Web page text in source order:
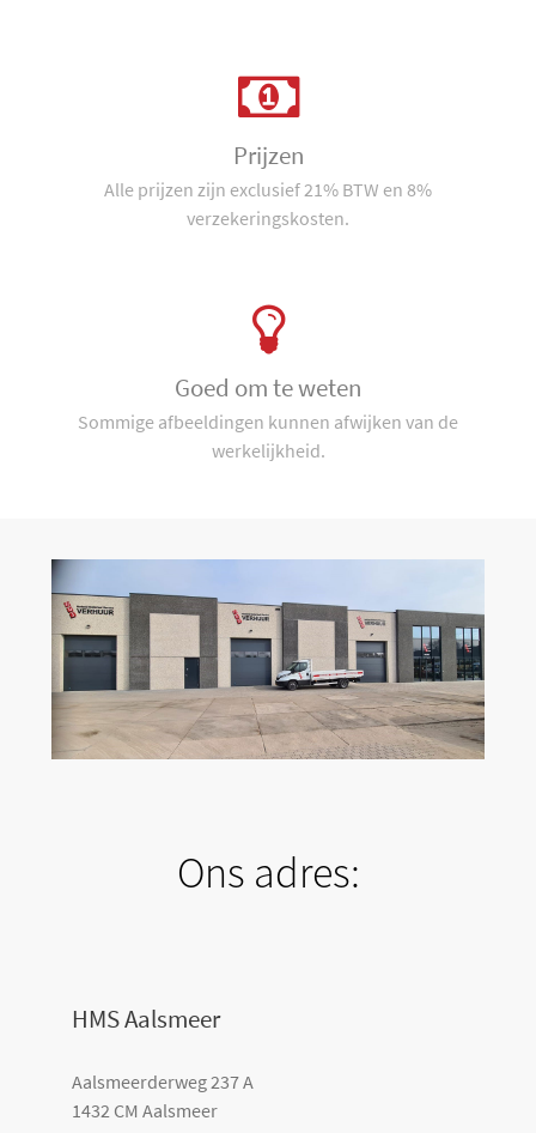
Prijzen
Alle prijzen zijn exclusief 21% BTW en 8%
verzekeringskosten.
Goed om te weten
Sommige afbeeldingen kunnen afwijken van de
werkelijkheid.
Ons adres:
HMS Aalsmeer
Aalsmeerderweg 237 A
1432 CM Aalsmeer